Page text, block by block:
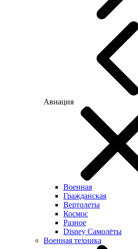
Авиация
Военная
Гражданская
Вертолеты
Космос
Разное
Disney Самолёты
Военная техника